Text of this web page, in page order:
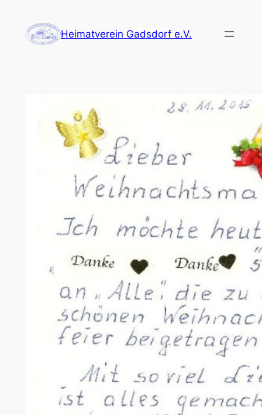
Inhalt
springen
Heimatverein Gadsdorf e.V.